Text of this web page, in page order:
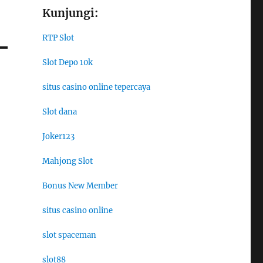
Kunjungi:
RTP Slot
Slot Depo 10k
situs casino online tepercaya
Slot dana
Joker123
Mahjong Slot
Bonus New Member
situs casino online
slot spaceman
slot88